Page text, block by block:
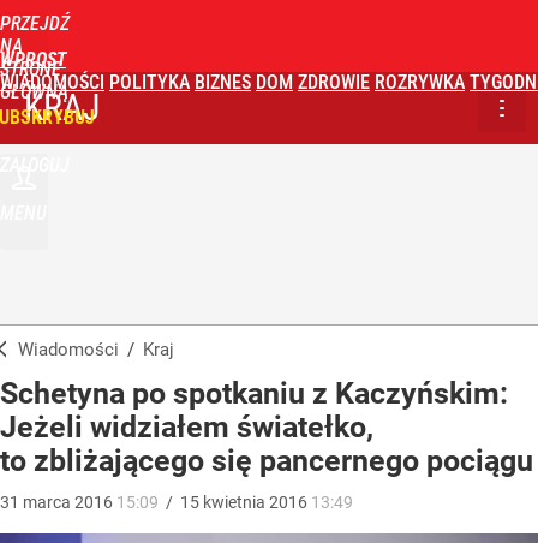
PRZEJDŹ
NA
STRONĘ
GŁÓWNĄ
WPROST
WIADOMOŚCI POLITYKA BIZNES DOM ZDROWIE ROZRYWKA
KRAJ
Wiadomości / Kraj
Schetyna po spotkaniu z Kaczyńskim:
Jeżeli widziałem światełko,
to zbliżającego się pancernego pociągu
31 marca 2016 15:09 / 15 kwietnia 2016 13:49